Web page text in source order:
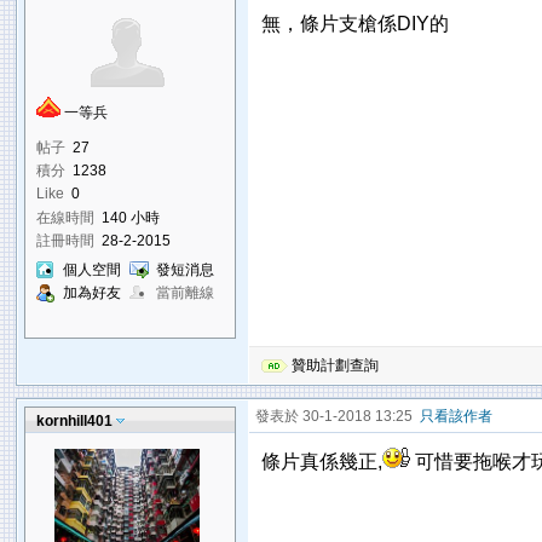
一等兵
帖子 27
積分 1238
Like 0
在線時間 140 小時
註冊時間 28-2-2015
個人空間
發短消息
加為好友
當前離線
無，條片支槍係DIY的
贊助計劃查詢
kornhill401 發表於 30-1-2018 13:25 只看該作者
條片真係幾正, 可惜要拖喉才